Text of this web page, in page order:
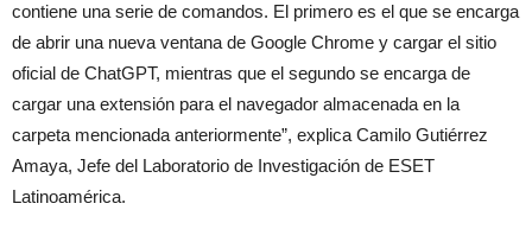
contiene una serie de comandos. El primero es el que se encarga
de abrir una nueva ventana de Google Chrome y cargar el sitio
oficial de ChatGPT, mientras que el segundo se encarga de
cargar una extensión para el navegador almacenada en la
carpeta mencionada anteriormente”, explica Camilo Gutiérrez
Amaya, Jefe del Laboratorio de Investigación de ESET
Latinoamérica.